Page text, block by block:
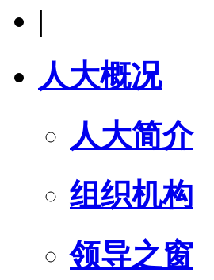
|
人大概况
人大简介
组织机构
领导之窗